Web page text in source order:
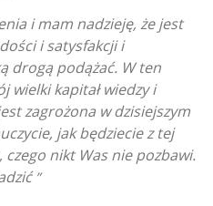
i mam nadzieję, że jest
i satysfakcji i
drogą podążać. W ten
wielki kapitał wiedzy i
zagrożona w dzisiejszym
jak będziecie z tej
nikt Was nie pozbawi.